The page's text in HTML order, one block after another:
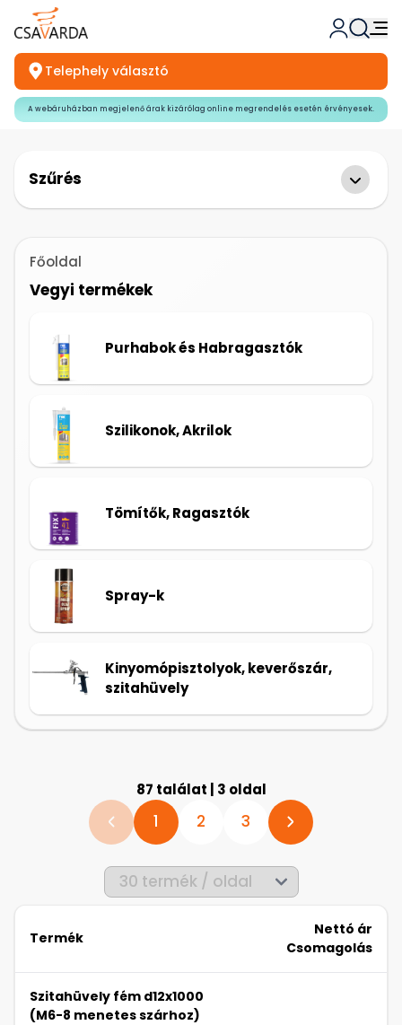
Telephely választó
A webáruházban megjelenő árak kizárólag online megrendelés esetén érvényesek.
Szűrés
Főoldal
Vegyi termékek
Purhabok és Habragasztók
Szilikonok, Akrilok
Tömítők, Ragasztók
Spray-k
Kinyomópisztolyok, keverőszár,
szitahüvely
87 találat | 3 oldal
1 2 3
Termék
Nettó ár
Csomagolás
Szitahüvely fém d12x1000
(M6-8 menetes szárhoz)